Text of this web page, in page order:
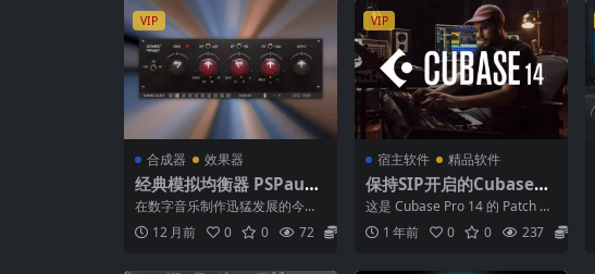
VIP
合成器 效果器
经典模拟均衡器 PSPaudi
oware PSP Datamix A5
67 V1.0.0 MAC
在数字音乐制作迅猛发展的今
天，模拟设备的独特魅力依然是
许多音乐制作人和录音工程师...
12 月前 0 0 72
VIP
宿主软件 精品软件
保持SIP开启的Cubase激
活工具 Cubase Pro 14 x
xx SIP enabled Patch C
ommand MacOS
这是 Cubase Pro 14 的 Patch Co
mmand 补丁方法 ✅ ...
1 年前 0 0 237